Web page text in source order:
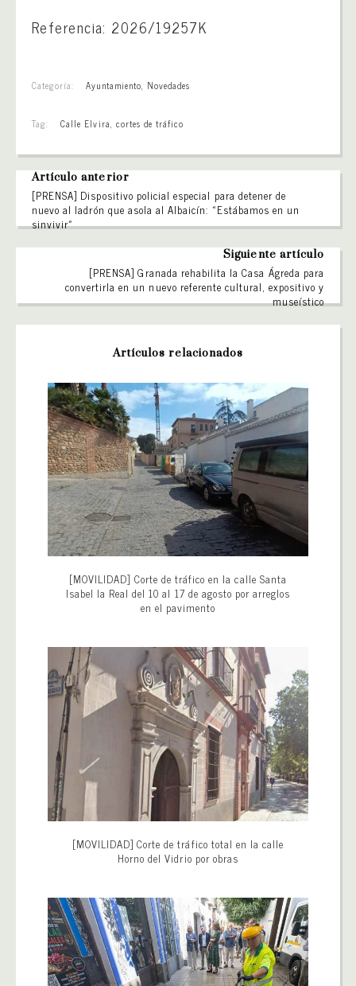
Referencia: 2026/19257K
Categoría: Ayuntamiento, Novedades
Tag: Calle Elvira, cortes de tráfico
Artículo anterior
[PRENSA] Dispositivo policial especial para detener de
nuevo al ladrón que asola al Albaicín: «Estábamos en un
sinvivir»
Siguiente artículo
[PRENSA] Granada rehabilita la Casa Ágreda para
convertirla en un nuevo referente cultural, expositivo y
museístico
Artículos relacionados
[MOVILIDAD] Corte de tráfico en la calle Santa
Isabel la Real del 10 al 17 de agosto por arreglos
en el pavimento
[MOVILIDAD] Corte de tráfico total en la calle
Horno del Vidrio por obras